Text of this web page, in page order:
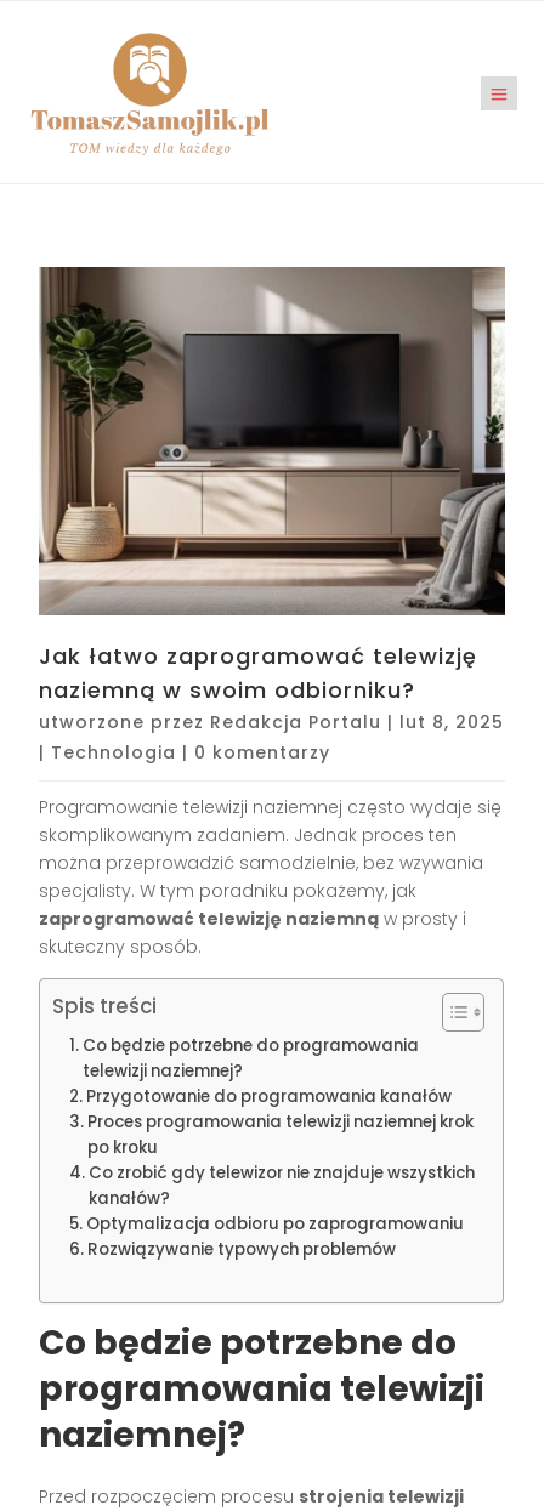
Jak łatwo zaprogramować telewizję
naziemną w swoim odbiorniku?
utworzone przez Redakcja Portalu | lut 8, 2025
| Technologia | 0 komentarzy
Programowanie telewizji naziemnej często wydaje się
skomplikowanym zadaniem. Jednak proces ten
można przeprowadzić samodzielnie, bez wzywania
specjalisty. W tym poradniku pokażemy, jak
zaprogramować telewizję naziemną w prosty i
skuteczny sposób.
Spis treści
Co będzie potrzebne do programowania
telewizji naziemnej?
Przygotowanie do programowania kanałów
Proces programowania telewizji naziemnej krok
po kroku
Co zrobić gdy telewizor nie znajduje wszystkich
kanałów?
Optymalizacja odbioru po zaprogramowaniu
Rozwiązywanie typowych problemów
Co będzie potrzebne do
programowania telewizji
naziemnej?
Przed rozpoczęciem procesu strojenia telewizji